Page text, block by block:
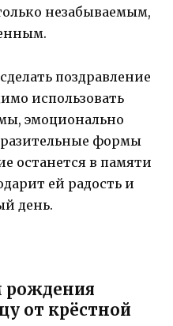
незабываемым,
поздравление
использовать
эмоционально
формы
останется в памяти
ей радость и
день.
рождения
от крёстной